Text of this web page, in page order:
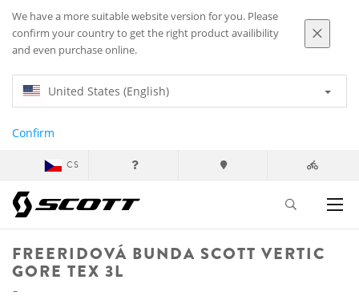
We have a more suitable website version for you. Please
confirm your country to get the right product availibility
and even purchase online.
United States (English)
Confirm
CS
FREERIDOVÁ BUNDA SCOTT VERTIC
GORE TEX 3L